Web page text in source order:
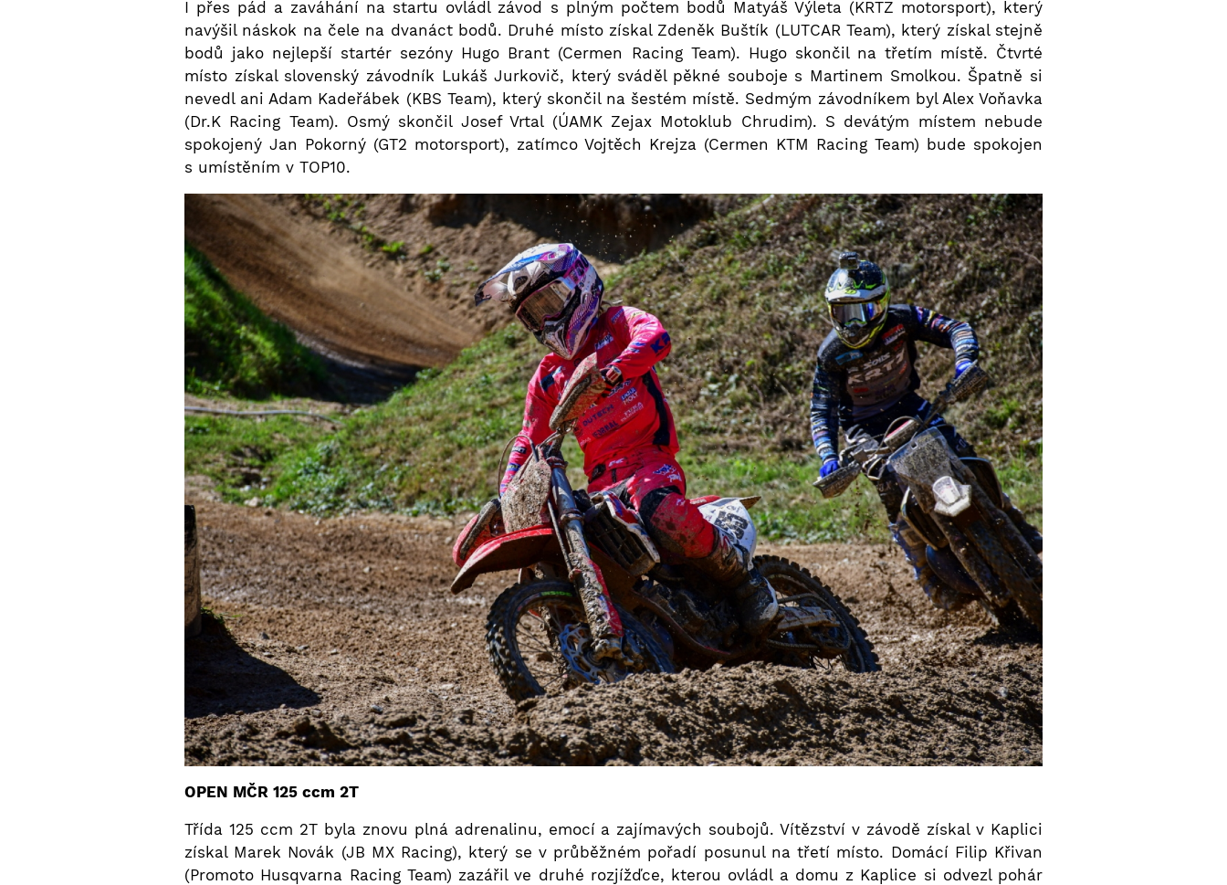
I přes pád a zaváhání na startu ovládl závod s plným počtem bodů Matyáš Výleta (KRTZ motorsport), který
navýšil náskok na čele na dvanáct bodů. Druhé místo získal Zdeněk Buštík (LUTCAR Team), který získal stejně
bodů jako nejlepší startér sezóny Hugo Brant (Cermen Racing Team). Hugo skončil na třetím místě. Čtvrté
místo získal slovenský závodník Lukáš Jurkovič, který sváděl pěkné souboje s Martinem Smolkou. Špatně si
nevedl ani Adam Kadeřábek (KBS Team), který skončil na šestém místě. Sedmým závodníkem byl Alex Voňavka
(Dr.K Racing Team). Osmý skončil Josef Vrtal (ÚAMK Zejax Motoklub Chrudim). S devátým místem nebude
spokojený Jan Pokorný (GT2 motorsport), zatímco Vojtěch Krejza (Cermen KTM Racing Team) bude spokojen
s umístěním v TOP10.
OPEN MČR 125 ccm 2T
Třída 125 ccm 2T byla znovu plná adrenalinu, emocí a zajímavých soubojů. Vítězství v závodě získal v Kaplici
získal Marek Novák (JB MX Racing), který se v průběžném pořadí posunul na třetí místo. Domácí Filip Křivan
(Promoto Husqvarna Racing Team) zazářil ve druhé rozjížďce, kterou ovládl a domu z Kaplice si odvezl pohár